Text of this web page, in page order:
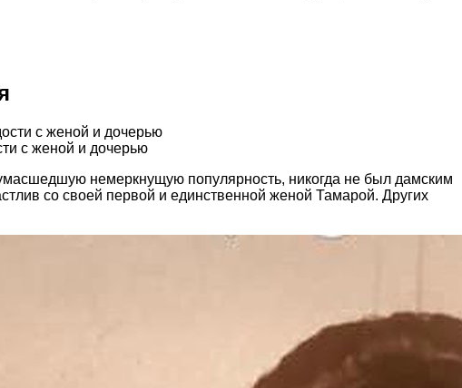
с женой и дочерью
немеркнущую популярность, никогда не был дамским
со своей первой и единственной женой Тамарой. Других